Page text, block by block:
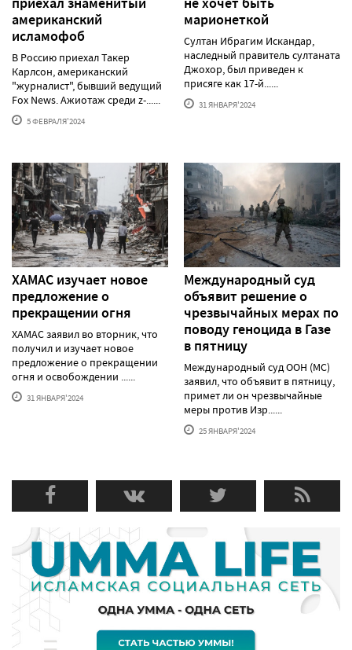
американский
исламофоб
В Россию приехал Такер
Карлсон, американский
"журналист", бывший ведущий
Fox News. Ажиотаж среди z-......
5 ФЕВРАЛЯ'2024
марионеткой
Султан Ибрагим Искандар,
наследный правитель султаната
Джохор, был приведен к
присяге как 17-й......
31 ЯНВАРЯ'2024
ХАМАС изучает новое
предложение о
прекращении огня
ХАМАС заявил во вторник, что
получил и изучает новое
предложение о прекращении
огня и освобождении ......
31 ЯНВАРЯ'2024
Международный суд
объявит решение о
чрезвычайных мерах по
поводу геноцида в Газе
в пятницу
Международный суд ООН (МС)
заявил, что объявит в пятницу,
примет ли он чрезвычайные
меры против Изр......
25 ЯНВАРЯ'2024